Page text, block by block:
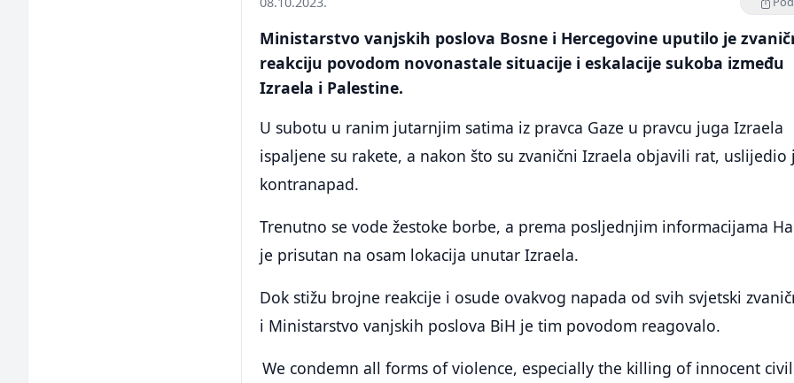
Ministarstvo vanjskih poslova Bosne i Hercegovine uputilo je
reakciju povodom novonastale situacije i eskalacije sukoba između
Izraela i Palestine.
U subotu u ranim jutarnjim satima iz pravca Gaze u pravcu juga Izraela
ispaljene su rakete, a nakon što su zvanični Izraela objavili rat, uslijedio
kontranapad.
Trenutno se vode žestoke borbe, a prema posljednjim informacijama
je prisutan na osam lokacija unutar Izraela.
Dok stižu brojne reakcije i osude ovakvog napada od svih svjetski
i Ministarstvo vanjskih poslova BiH je tim povodom reagovalo.
We condemn all forms of violence, especially the killing of innocent